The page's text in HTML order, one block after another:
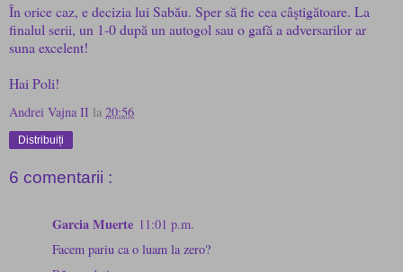
În orice caz, e decizia lui Sabău. Sper să fie cea câştigătoare. La
finalul serii, un 1-0 după un autogol sau o gafă a adversarilor ar
suna excelent!
Hai Poli!
Andrei Vajna II la 20:56
Distribuiți
6 comentarii :
Garcia Muerte 11:01 p.m.
Facem pariu ca o luam la zero?